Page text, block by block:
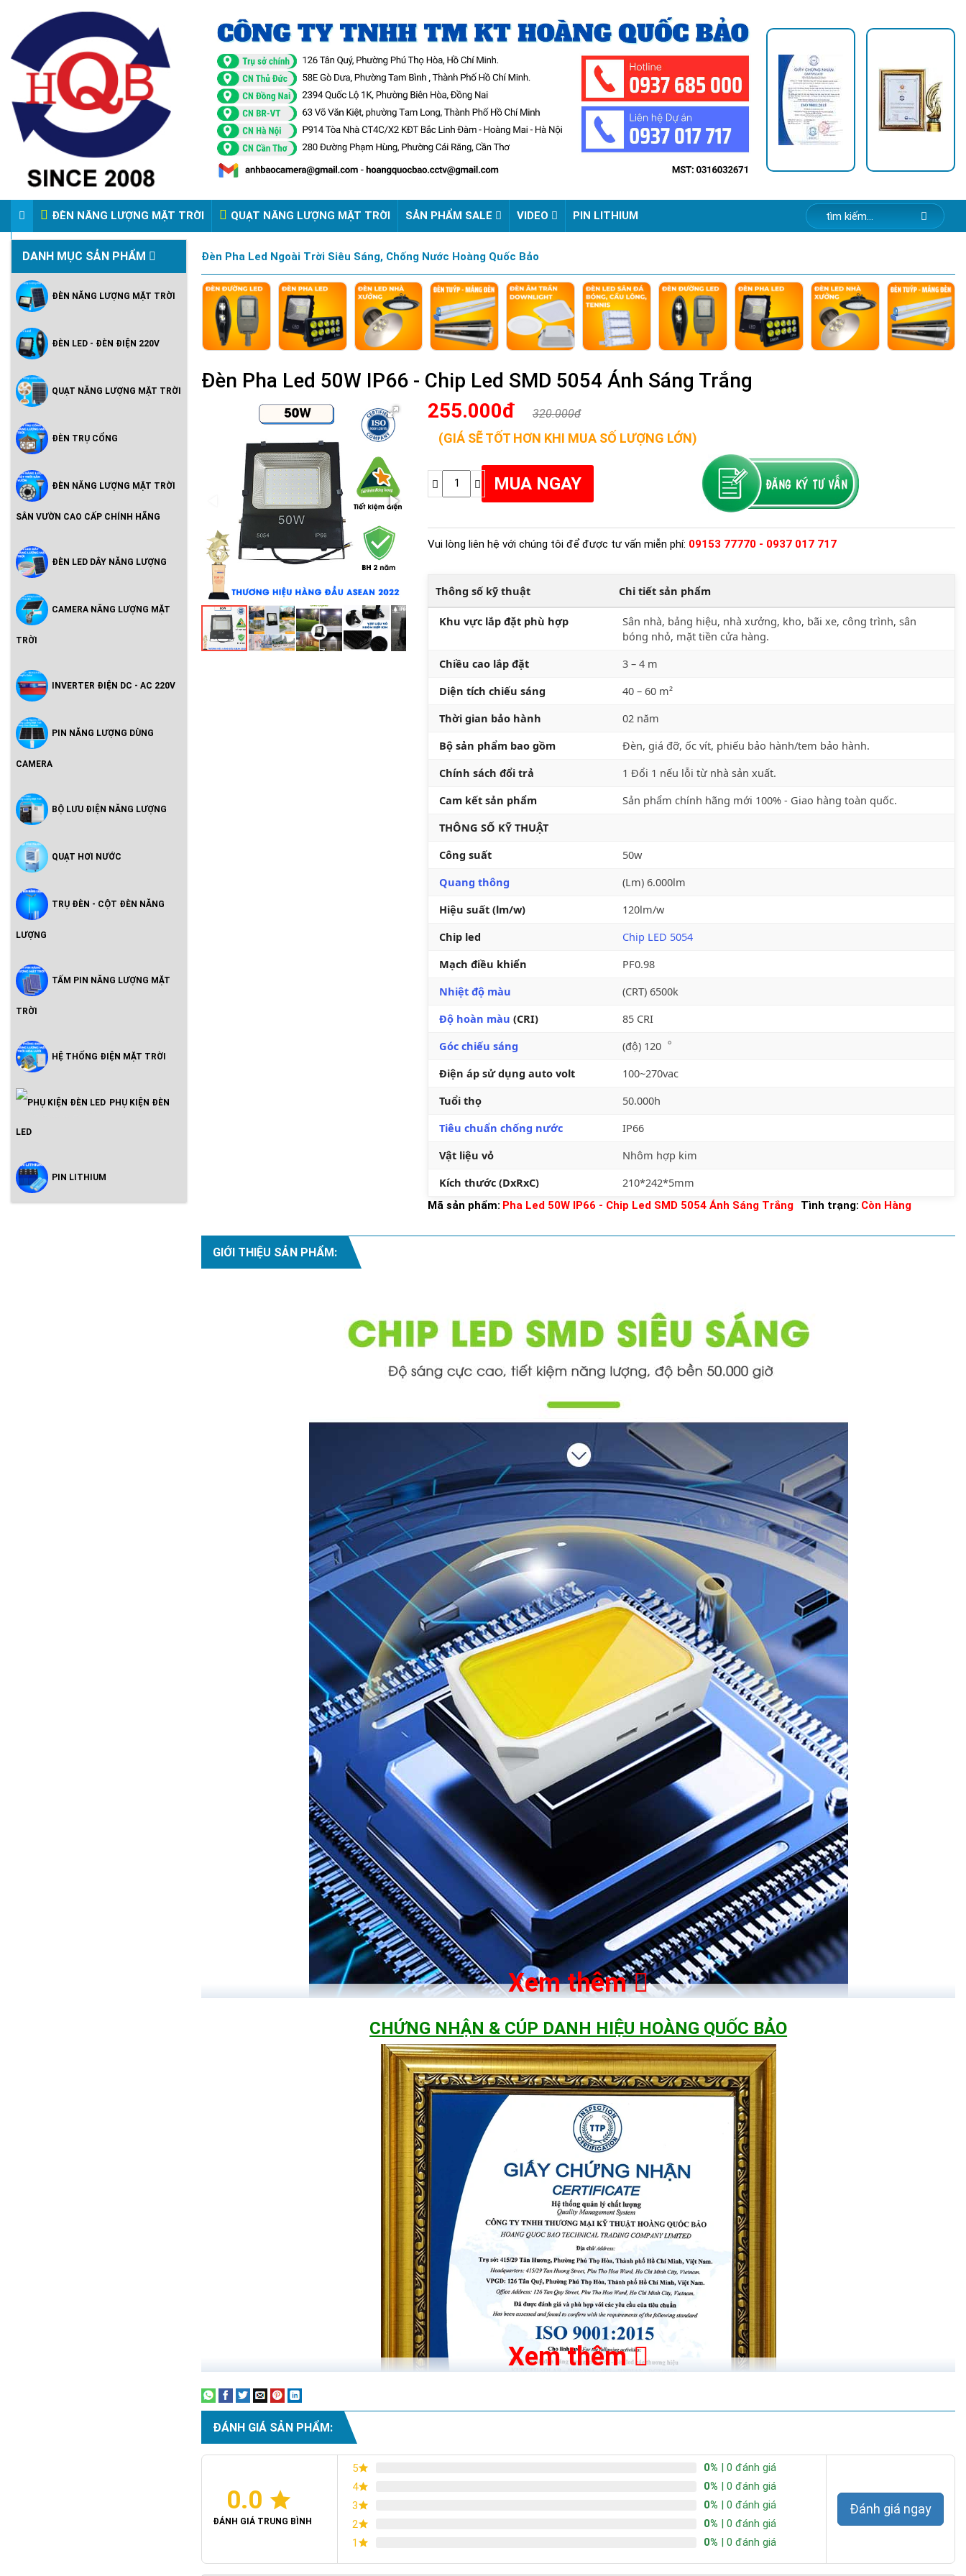
ĐÈN NĂNG LƯỢNG MẶT TRỜI QUẠT NĂNG LƯỢNG MẶT TRỜI SẢN PHẨM SALE VIDEO PIN LITHIUM
VIDEO ĐÈN PHA ĐIỆN 220V
DANH MỤC SẢN PHẨM
ĐÈN NĂNG LƯỢNG MẶT TRỜI
Vườn Cao Cấp Chính Hãng
ĐÈN LED - ĐÈN ĐIỆN 220V
Hoàng Quốc Bảo - Độ Sáng Cao,
QUẠT NĂNG LƯỢNG MẶT TRỜI
ĐÈN TRỤ CỔNG
ĐÈN NĂNG LƯỢNG MẶT TRỜI
SÂN VƯỜN CAO CẤP CHÍNH HÃNG
ĐÈN LED DÂY NĂNG LƯỢNG
CAMERA NĂNG LƯỢNG MẶT
TRỜI
INVERTER ĐIỆN DC - AC 220V
PIN NĂNG LƯỢNG DÙNG
CAMERA
BỘ LƯU ĐIỆN NĂNG LƯỢNG
QUẠT HƠI NƯỚC
TRỤ ĐÈN - CỘT ĐÈN NĂNG
LƯỢNG
TẤM PIN NĂNG LƯỢNG MẶT
TRỜI
HỆ THỐNG ĐIỆN MẶT TRỜI
Inveter Hòa Lưới Có Lưu Trữ -
PHỤ KIỆN ĐÈN
LED
PIN LITHIUM
Đèn Pha Led Ngoài Trời Siêu Sáng, Chống Nước Hoàng Quốc Bảo
Đèn Pha Led 50W IP66 - Chip Led SMD 5054 Ánh Sáng Trắng
255.000đ
320.000đ
(GIÁ SẼ TỐT HƠN KHI MUA SỐ LƯỢNG LỚN)
Vui lòng liên hệ với chúng tôi để được tư vấn miễn phí: 09153 77770 - 0937 017 717
Thông số kỹ thuật Chi tiết sản phẩm
Khu vực lắp đặt phù hợp
Sân nhà, bảng hiệu, nhà xưởng, kho, bãi xe, công trình, sân
bóng nhỏ, mặt tiền cửa hàng.
Chiều cao lắp đặt
3 – 4 m
Diện tích chiếu sáng
40 – 60 m²
Thời gian bảo hành
02 năm
Bộ sản phẩm bao gồm
Đèn, giá đỡ, ốc vít, phiếu bảo hành/tem bảo hành.
Chính sách đổi trả
1 Đổi 1 nếu lỗi từ nhà sản xuất.
Cam kết sản phẩm
Sản phẩm chính hãng mới 100% - Giao hàng toàn quốc.
THÔNG SỐ KỸ THUẬT
Công suất
50w
Quang thông
(Lm) 6.000lm
Hiệu suất (lm/w)
120lm/w
Chip led
Chip LED 5054
Mạch điều khiển
PF0.98
Nhiệt độ màu
(CRT) 6500k
Độ hoàn màu (CRI)
85 CRI
Góc chiếu sáng
(độ) 120︒
Điện áp sử dụng auto volt
100~270vac
Tuổi thọ
50.000h
Tiêu chuẩn chống nước
IP66
Vật liệu vỏ
Nhôm hợp kim
Kích thước (DxRxC)
210*242*5mm
Mã sản phẩm: Pha Led 50W IP66 - Chip Led SMD 5054 Ánh Sáng Trắng Tình trạng: Còn Hàng
GIỚI THIỆU SẢN PHẨM:
Xem thêm
CHỨNG NHẬN & CÚP DANH HIỆU HOÀNG QUỐC BẢO
Xem thêm
ĐÁNH GIÁ SẢN PHẨM:
0.0
ĐÁNH GIÁ TRUNG BÌNH
5 0% | 0 đánh giá
4
0% | 0 đánh giá
3
0% | 0 đánh giá
2
0% | 0 đánh giá
1
0% | 0 đánh giá
Đánh giá ngay